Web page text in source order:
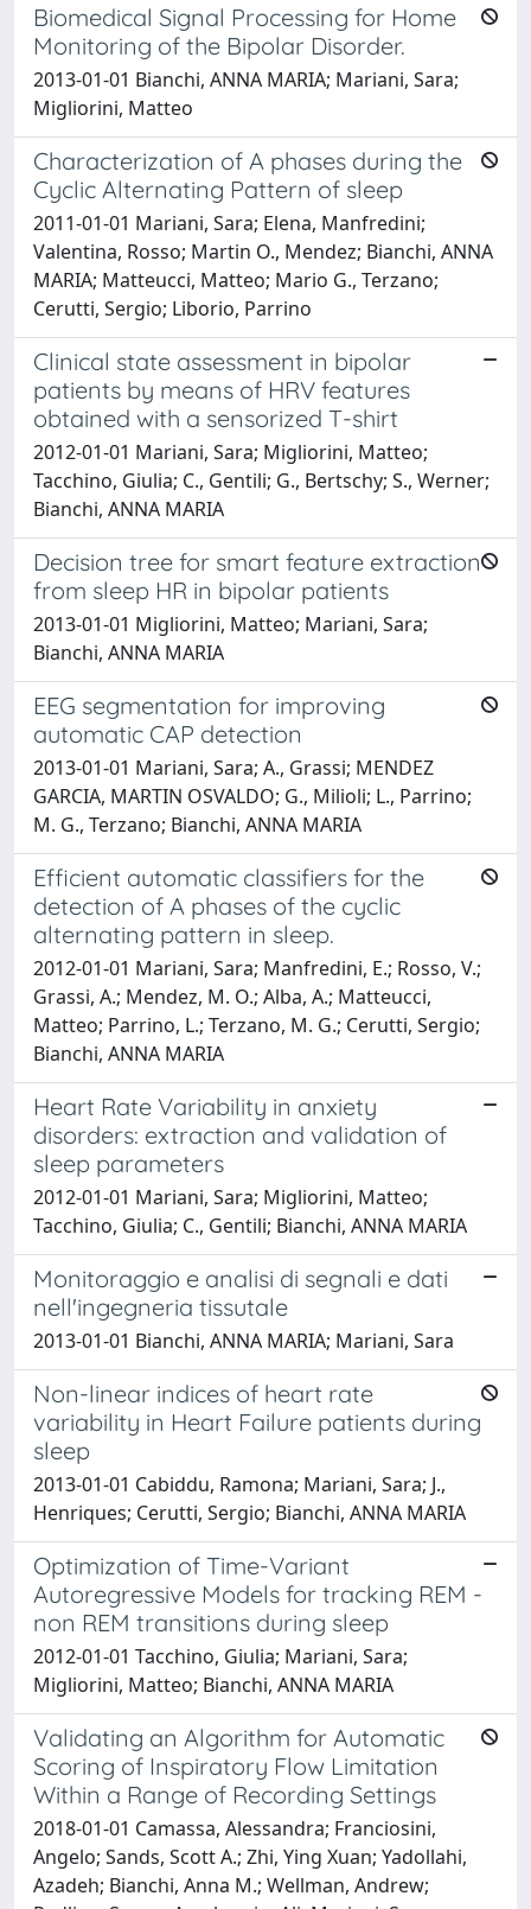
Biomedical Signal Processing for Home
Monitoring of the Bipolar Disorder.
2013-01-01 Bianchi, ANNA MARIA; Mariani, Sara;
Migliorini, Matteo
Characterization of A phases during the
Cyclic Alternating Pattern of sleep
2011-01-01 Mariani, Sara; Elena, Manfredini;
Valentina, Rosso; Martin O., Mendez; Bianchi, ANNA
MARIA; Matteucci, Matteo; Mario G., Terzano;
Cerutti, Sergio; Liborio, Parrino
Clinical state assessment in bipolar
patients by means of HRV features
obtained with a sensorized T-shirt
2012-01-01 Mariani, Sara; Migliorini, Matteo;
Tacchino, Giulia; C., Gentili; G., Bertschy; S., Werner;
Bianchi, ANNA MARIA
Decision tree for smart feature extraction
from sleep HR in bipolar patients
2013-01-01 Migliorini, Matteo; Mariani, Sara;
Bianchi, ANNA MARIA
EEG segmentation for improving
automatic CAP detection
2013-01-01 Mariani, Sara; A., Grassi; MENDEZ
GARCIA, MARTIN OSVALDO; G., Milioli; L., Parrino;
M. G., Terzano; Bianchi, ANNA MARIA
Efficient automatic classifiers for the
detection of A phases of the cyclic
alternating pattern in sleep.
2012-01-01 Mariani, Sara; Manfredini, E.; Rosso, V.;
Grassi, A.; Mendez, M. O.; Alba, A.; Matteucci,
Matteo; Parrino, L.; Terzano, M. G.; Cerutti, Sergio;
Bianchi, ANNA MARIA
Heart Rate Variability in anxiety
disorders: extraction and validation of
sleep parameters
2012-01-01 Mariani, Sara; Migliorini, Matteo;
Tacchino, Giulia; C., Gentili; Bianchi, ANNA MARIA
Monitoraggio e analisi di segnali e dati
nell'ingegneria tissutale
2013-01-01 Bianchi, ANNA MARIA; Mariani, Sara
Non-linear indices of heart rate
variability in Heart Failure patients during
sleep
2013-01-01 Cabiddu, Ramona; Mariani, Sara; J.,
Henriques; Cerutti, Sergio; Bianchi, ANNA MARIA
Optimization of Time-Variant
Autoregressive Models for tracking REM -
non REM transitions during sleep
2012-01-01 Tacchino, Giulia; Mariani, Sara;
Migliorini, Matteo; Bianchi, ANNA MARIA
Validating an Algorithm for Automatic
Scoring of Inspiratory Flow Limitation
Within a Range of Recording Settings
2018-01-01 Camassa, Alessandra; Franciosini,
Angelo; Sands, Scott A.; Zhi, Ying Xuan; Yadollahi,
Azadeh; Bianchi, Anna M.; Wellman, Andrew;